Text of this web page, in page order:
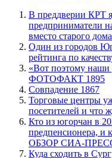
​В преддверии КРТ
предприниматели
вместо старого
Один из городов
рейтинга по
«Вот поэтому наши
ФОТОФАКТ 1895
​Совпадение 1867
Торговые центры
посетителей и что
Кто из югорчан в
предпенсионера, и
ОБЗОР СИА-
​Куда сходить в